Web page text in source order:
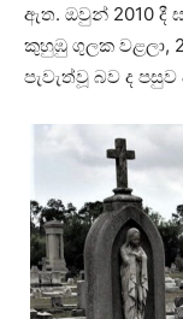
ඇත. ඔවුන් 2010 දී
කුහුඹු ගුලක වළලා,
පැවැත්වූ බව ද